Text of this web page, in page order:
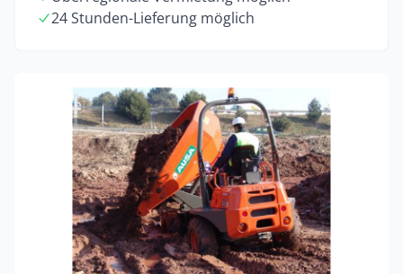
24 Stunden-Lieferung möglich